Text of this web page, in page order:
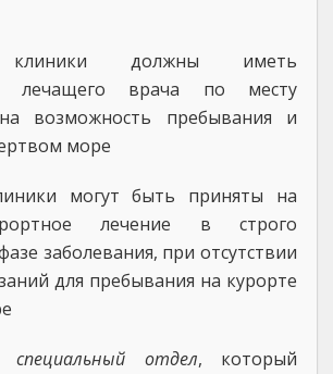
клиники должны иметь
лечащего врача по месту
возможность пребывания и
море
могут быть приняты на
лечение в строго
заболевания, при отсутствии
для пребывания на курорте
отдел, который